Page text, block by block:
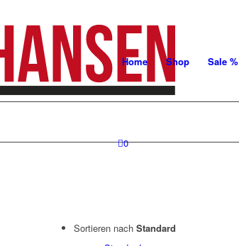
Home Shop Sale %
0
Sortieren nach Standard